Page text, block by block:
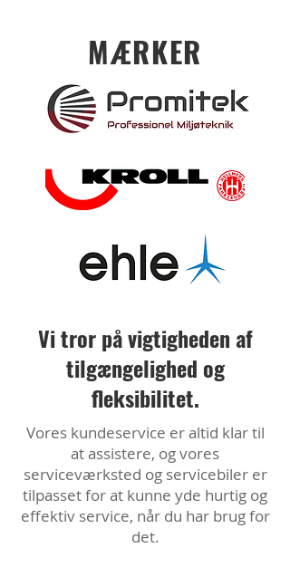
MÆRKER
Vi tror på vigtigheden af
tilgængelighed og
fleksibilitet.
Vores kundeservice er altid klar til
at assistere, og vores
serviceværksted og servicebiler er
tilpasset for at kunne yde hurtig og
effektiv service, når du har brug for
det.